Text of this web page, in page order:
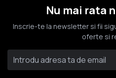
Nu mai rata
Inscrie-te la newsletter si fii
oferte si